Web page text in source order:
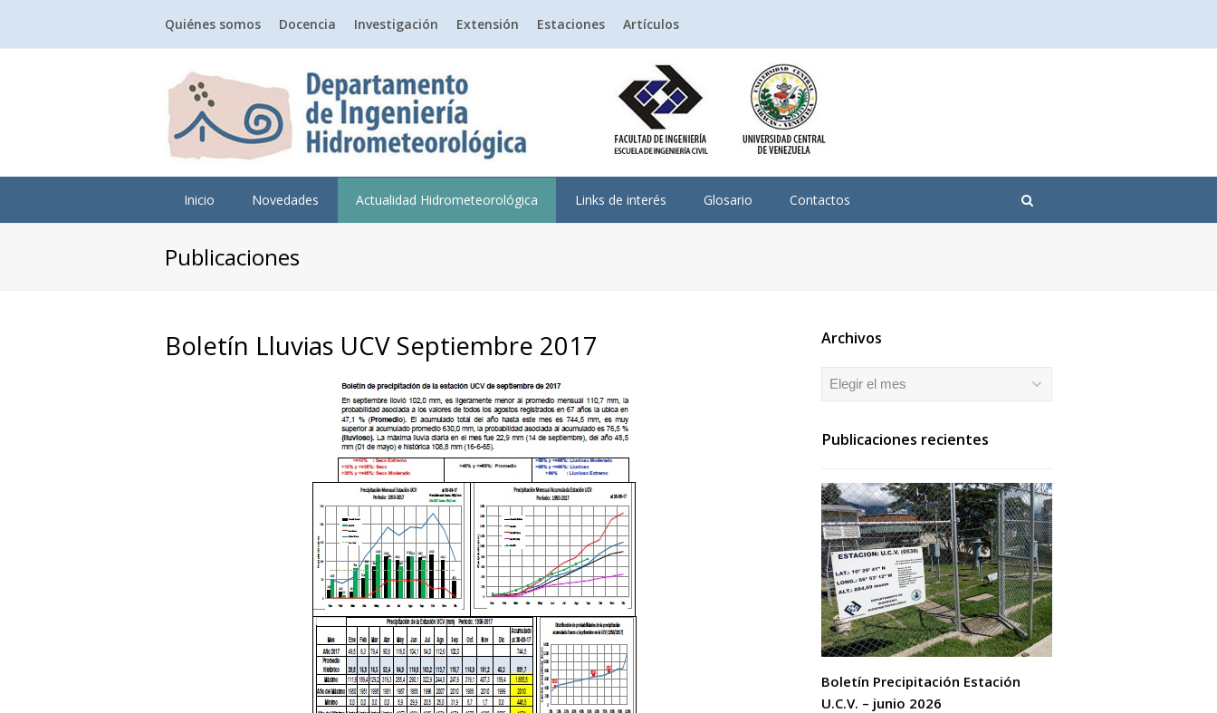
Quiénes somos Docencia Investigación Extensión Estaciones Artículos
Inicio Novedades Actualidad Hidrometeorológica Links de interés Glosario Contactos
Publicaciones
Boletín Lluvias UCV Septiembre 2017 Archivos
Archivos
Publicaciones recientes
Boletín Precipitación Estación
U.C.V. – junio 2026